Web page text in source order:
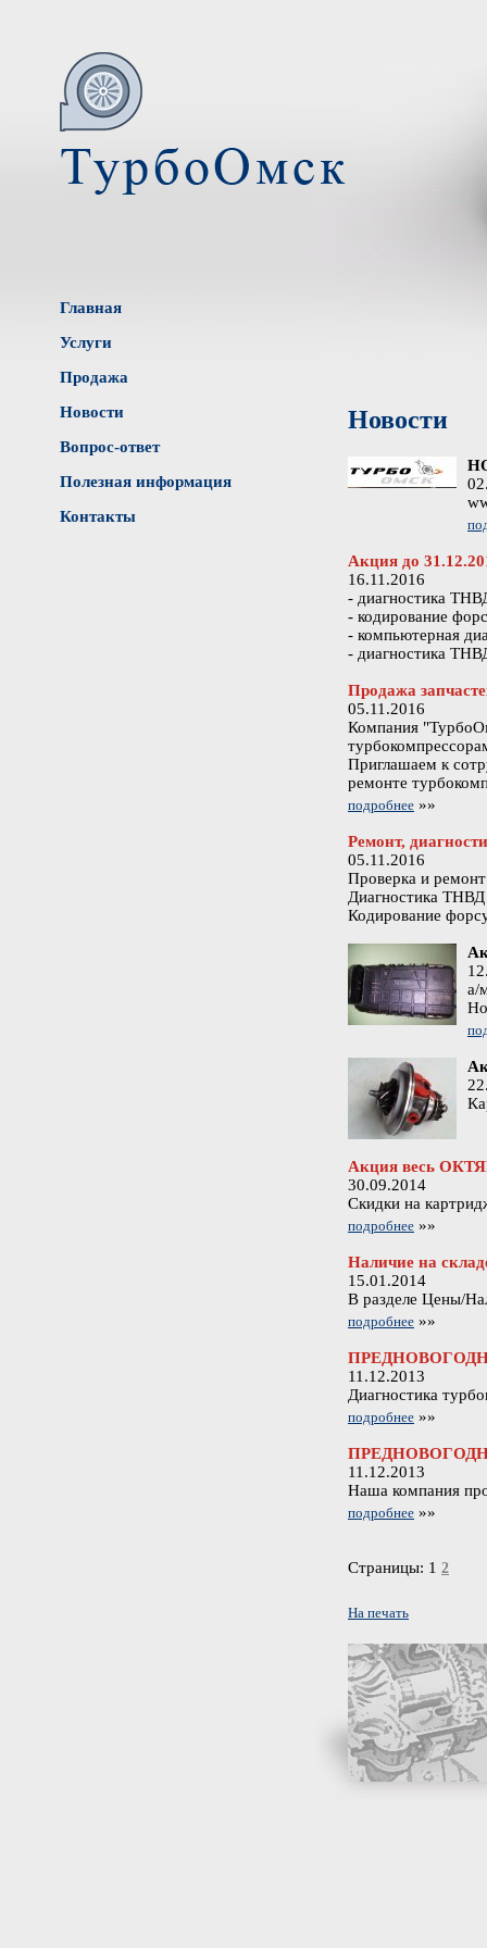
Главная
Услуги
Продажа
Новости
Вопрос-ответ
Полезная информация
Контакты
Новости
Акция до
16.11.2016
- диагностика
- кодирование
- компьютерная
- диагностика
Продажа
05.11.2016
Компания
Приглашаем к
ремонте
подробнее »»
Ремонт,
05.11.2016
Проверка и
Диагностика ТНВД
Кодирование
а/
Акция весь
30.09.2014
Скидки на
подробнее »»
Наличие на
15.01.2014
В разделе Цены/
подробнее »»
11.12.2013
Диагностика
подробнее »»
11.12.2013
Наша компания
подробнее »»
Страницы: 1 2
На печать